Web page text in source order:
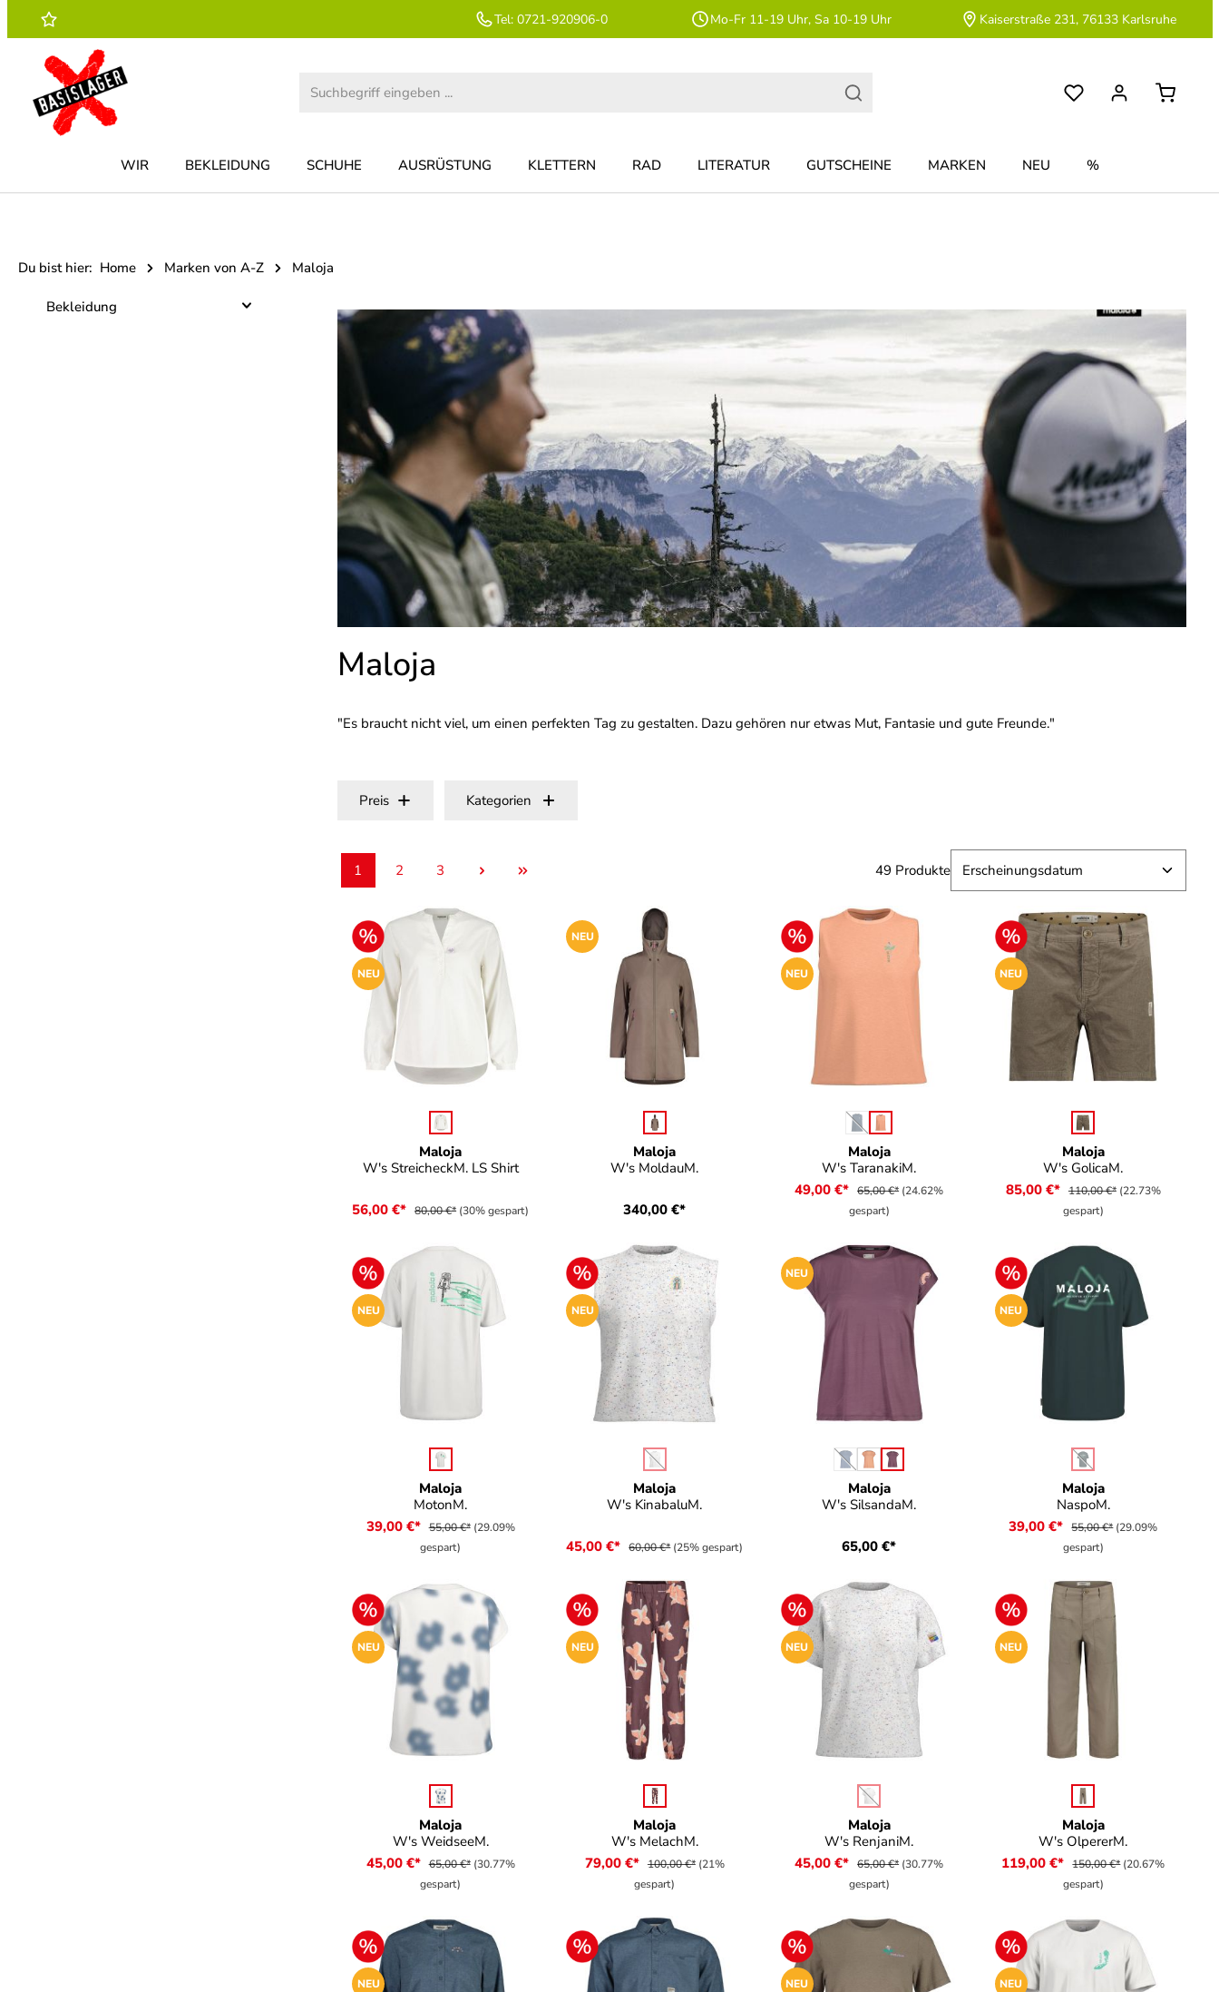
Hauptinhalt springen
Zur Suche springen
Zur Hauptnavigation springen Tel: 0721-920906-0 Mo-Fr 11-19 Uhr, Sa 10-19 Uhr Kaiserstraße 231, 76133 Karlsruhe
WIR BEKLEIDUNG SCHUHE AUSRÜSTUNG KLETTERN RAD LITERATUR GUTSCHEINE MARKEN NEU %
Du bist hier: Home Marken von A-Z Maloja
Bekleidung
Maloja
"Es braucht nicht viel, um einen perfekten Tag zu gestalten. Dazu gehören nur etwas Mut, Fantasie und gute Freunde."
Preis Kategorien
Seite
1 Seite
2 Seite
3 49 Produkte
NEU
Maloja
W's StreicheckM. LS Shirt
auswählen
56,00 €* 80,00 €* (30% gespart)
NEU
Maloja
W's MoldauM.
Farbe
340,00 €*
NEU
Maloja
W's TaranakiM.
auswählen
(Diese Option ist zurzeit nicht verfügbar.)
49,00 €* 65,00 €* (24.62%
gespart)
NEU
Maloja
W's GolicaM.
auswählen
85,00 €* 110,00 €* (22.73%
gespart)
NEU
Maloja
MotonM.
auswählen
39,00 €* 55,00 €* (29.09%
gespart)
NEU
Maloja
W's KinabaluM.
auswählen
(Diese Option ist zurzeit nicht verfügbar.)
45,00 €* 60,00 €* (25% gespart)
NEU
Maloja
W's SilsandaM.
Farbeauswählen
(Diese Option ist zurzeit nicht verfügbar.)
65,00 €*
NEU
Maloja
NaspoM.
auswählen
(Diese Option ist zurzeit
39,00 €* 55,00 €* (29.09%
gespart)
NEU
Maloja
W's WeidseeM.
auswählen
45,00 €* 65,00 €* (30.77%
gespart)
NEU
Maloja
W's MelachM.
auswählen
79,00 €* 100,00 €* (21%
gespart)
NEU
Maloja
W's RenjaniM.
auswählen
(Diese Option ist zurzeit nicht verfügbar.)
45,00 €* 65,00 €* (30.77%
gespart)
NEU
Maloja
W's OlpererM.
auswählen
119,00 €* 150,00 €* (20.67%
gespart)
NEU NEU NEU